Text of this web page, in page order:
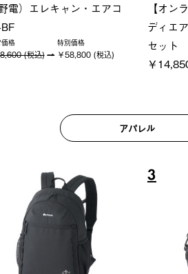
ペルチェクールベス
(税込)
Q-
クサン
￥
アパレル
7